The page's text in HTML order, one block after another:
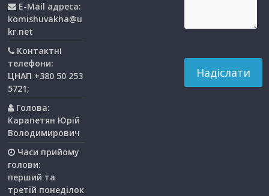
E-Mail адреса:
komishuvakha@u
kr.net
Контактні
телефони:
ЦНАП +380 50 253
5721;
Голова:
Карапетян Юрій
Володимирович
Часи прийому
голови:
перший та
третiй понедiлок